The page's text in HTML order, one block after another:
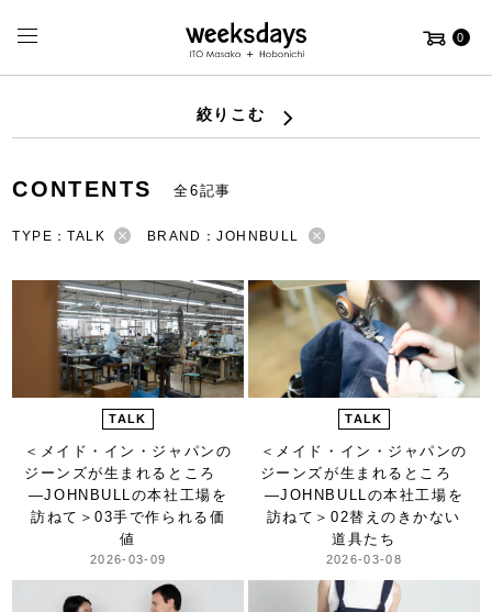
0
絞りこむ
CONTENTS 全6記事
TYPE：TALK BRAND：JOHNBULL
TALK
＜メイド・イン・ジャパンの
ジーンズが生まれるところ
―JOHNBULLの本社工場を
訪ねて＞03手で作られる価
値
2026-03-09
TALK
＜メイド・イン・ジャパンの
ジーンズが生まれるところ
―JOHNBULLの本社工場を
訪ねて＞ 02替えのきかない
道具たち
2026-03-08